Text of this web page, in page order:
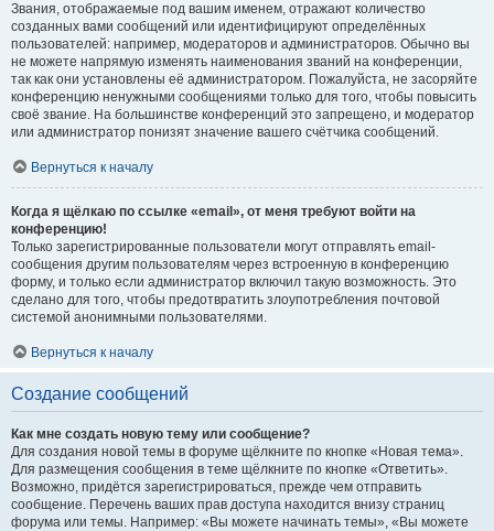
Звания, отображаемые под вашим именем, отражают количество
созданных вами сообщений или идентифицируют определённых
пользователей: например, модераторов и администраторов. Обычно вы
не можете напрямую изменять наименования званий на конференции,
так как они установлены её администратором. Пожалуйста, не засоряйте
конференцию ненужными сообщениями только для того, чтобы повысить
своё звание. На большинстве конференций это запрещено, и модератор
или администратор понизят значение вашего счётчика сообщений.
Вернуться к началу
Когда я щёлкаю по ссылке «email», от меня требуют войти на
конференцию!
Только зарегистрированные пользователи могут отправлять email-
сообщения другим пользователям через встроенную в конференцию
форму, и только если администратор включил такую возможность. Это
сделано для того, чтобы предотвратить злоупотребления почтовой
системой анонимными пользователями.
Вернуться к началу
Создание сообщений
Как мне создать новую тему или сообщение?
Для создания новой темы в форуме щёлкните по кнопке «Новая тема».
Для размещения сообщения в теме щёлкните по кнопке «Ответить».
Возможно, придётся зарегистрироваться, прежде чем отправить
сообщение. Перечень ваших прав доступа находится внизу страниц
форума или темы. Например: «Вы можете начинать темы», «Вы можете